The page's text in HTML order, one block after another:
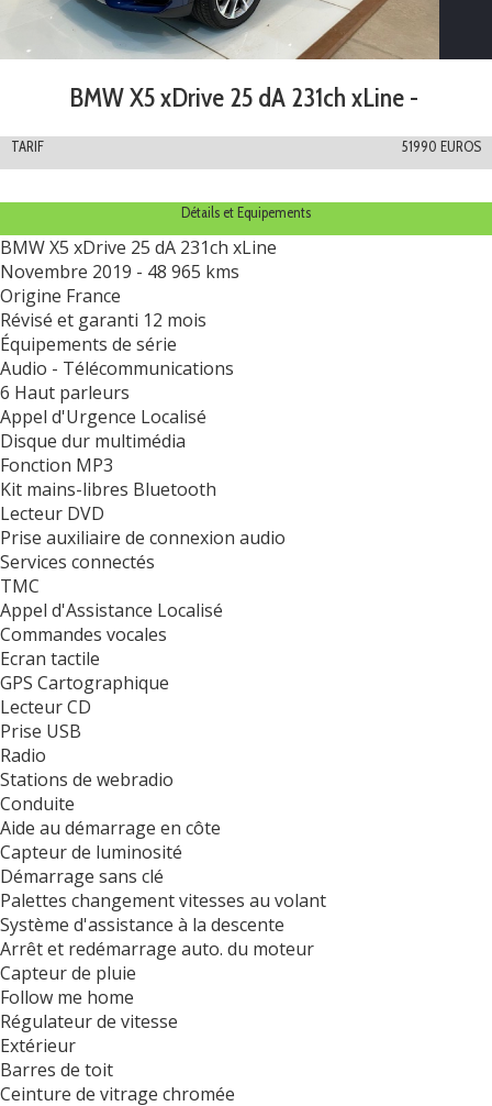
BMW X5 xDrive 25 dA 231ch xLine -
TARIF 51990 EUROS
Détails et Equipements
BMW X5 xDrive 25 dA 231ch xLine
Novembre 2019 - 48 965 kms
Origine France
Révisé et garanti 12 mois
Équipements de série
Audio - Télécommunications
6 Haut parleurs
Appel d'Urgence Localisé
Disque dur multimédia
Fonction MP3
Kit mains-libres Bluetooth
Lecteur DVD
Prise auxiliaire de connexion audio
Services connectés
TMC
Appel d'Assistance Localisé
Commandes vocales
Ecran tactile
GPS Cartographique
Lecteur CD
Prise USB
Radio
Stations de webradio
Conduite
Aide au démarrage en côte
Capteur de luminosité
Démarrage sans clé
Palettes changement vitesses au volant
Système d'assistance à la descente
Arrêt et redémarrage auto. du moteur
Capteur de pluie
Follow me home
Régulateur de vitesse
Extérieur
Barres de toit
Ceinture de vitrage chromée